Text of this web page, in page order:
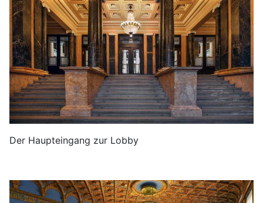
Der Haupteingang zur Lobby